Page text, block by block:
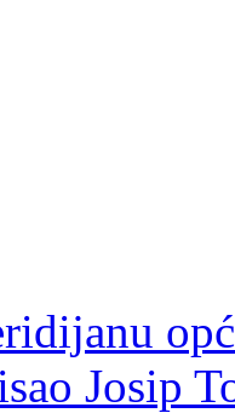
Josip